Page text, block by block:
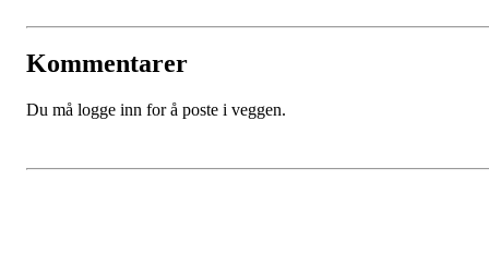
Kommentarer
Du må logge inn for å poste i veggen.